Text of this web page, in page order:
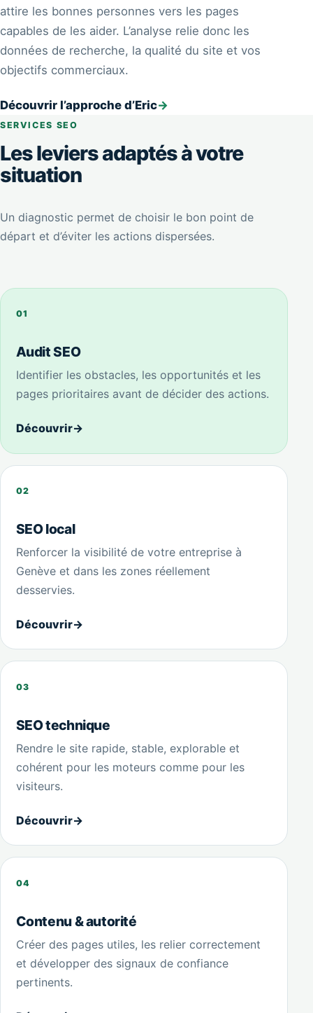
attire les bonnes personnes vers les pages
capables de les aider. L’analyse relie donc les
données de recherche, la qualité du site et vos
objectifs commerciaux.
Découvrir l’approche d’Eric→
SERVICES SEO
Les leviers adaptés à votre
situation
Un diagnostic permet de choisir le bon point de
départ et d’éviter les actions dispersées.
01
Audit SEO
Identifier les obstacles, les opportunités et les
pages prioritaires avant de décider des actions.
Découvrir→
02
SEO local
Renforcer la visibilité de votre entreprise à
Genève et dans les zones réellement
desservies.
Découvrir→
03
SEO technique
Rendre le site rapide, stable, explorable et
cohérent pour les moteurs comme pour les
visiteurs.
Découvrir→
04
Contenu & autorité
Créer des pages utiles, les relier correctement
et développer des signaux de confiance
pertinents.